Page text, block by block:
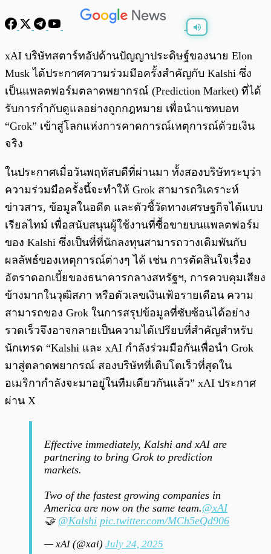
พร้อมเล่น
xAI บริษัทสตาร์ทอัปด้านปัญญาประดิษฐ์ของนาย Elon
Musk ได้ประกาศความร่วมมือครั้งสำคัญกับ Kalshi ซึ่ง
เป็นแพลตฟอร์มตลาดพยากรณ์ (Prediction Market) ที่ได้
รับการกำกับดูแลอย่างถูกกฎหมาย เพื่อนำแชทบอท
“Grok” เข้าสู่โลกแห่งการคาดการณ์เหตุการณ์ด้วยเงิน
จริง
ในประกาศเมื่อวันพฤหัสบดีที่ผ่านมา ทั้งสองบริษัทระบุว่า
ความร่วมมือครั้งนี้จะทำให้ Grok สามารถวิเคราะห์
ข่าวสาร, ข้อมูลในอดีต และตัวชี้วัดทางเศรษฐกิจได้แบบ
เรียลไทม์ เพื่อสนับสนุนผู้ใช้งานที่ซื้อขายบนแพลตฟอร์ม
ของ Kalshi ซึ่งเป็นที่ที่นักลงทุนสามารถวางเดิมพันกับ
ผลลัพธ์ของเหตุการณ์ต่างๆ ได้ เช่น การตัดสินใจเรื่อง
อัตราดอกเบี้ยของธนาคารกลางสหรัฐฯ, การควบคุมเสียง
ข้างมากในวุฒิสภา หรือตัวเลขเงินเฟ้อรายเดือน ความ
สามารถของ Grok ในการสรุปข้อมูลที่ซับซ้อนได้อย่าง
รวดเร็วจึงอาจกลายเป็นความได้เปรียบที่สำคัญสำหรับ
นักเทรด “Kalshi และ xAI กำลังร่วมมือกันเพื่อนำ Grok
มาสู่ตลาดพยากรณ์ สองบริษัทที่เติบโตเร็วที่สุดใน
อเมริกากำลังจะมาอยู่ในทีมเดียวกันแล้ว” xAI ประกาศ
ผ่าน X
Effective immediately, Kalshi and xAI are
partnering to bring Grok to prediction
markets.
Two of the fastest growing companies in
America are now on the same team.@xAI
🤝 @Kalshi pic.twitter.com/MCh5eQd906
— xAI (@xai) July 24, 2025